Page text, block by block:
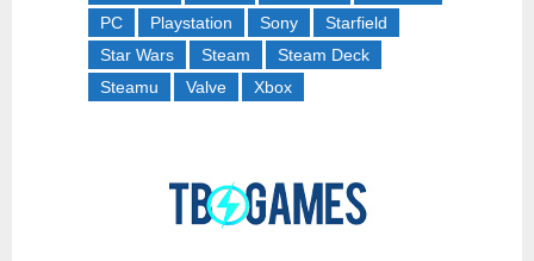
PC
Playstation Sony
Starfield
Star Wars
Steam
Steam Deck
Steamu
Valve Xbox